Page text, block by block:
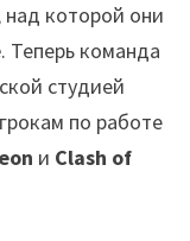
над которой они
. Теперь команда
студией
по работе
и Clash of